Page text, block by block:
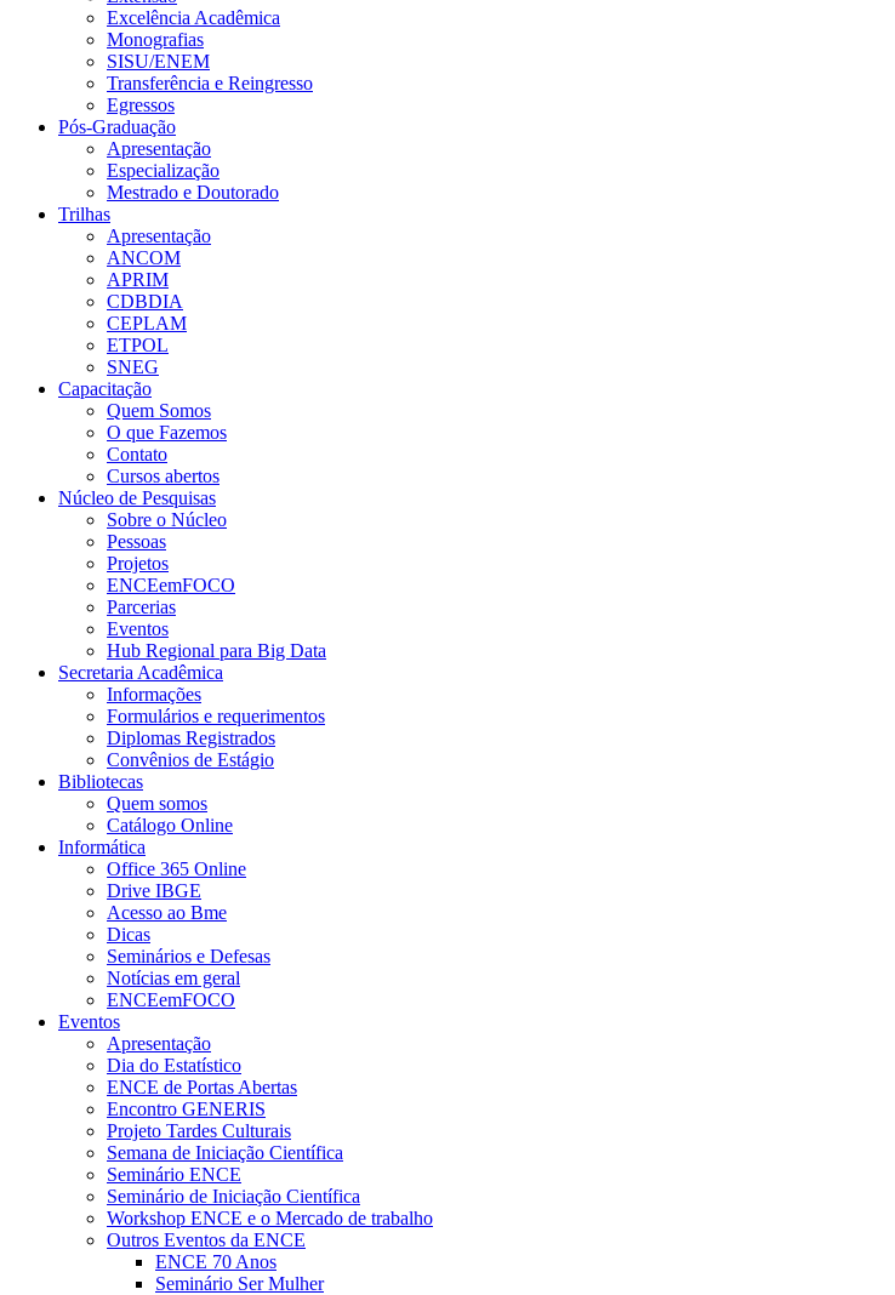
Excelência Acadêmica
Monografias
SISU/ENEM
Transferência e Reingresso
Egressos
Pós-Graduação
Apresentação
Especialização
Mestrado e Doutorado
Trilhas
Apresentação
ANCOM
APRIM
CDBDIA
CEPLAM
ETPOL
SNEG
Capacitação
Quem Somos
O que Fazemos
Contato
Cursos abertos
Núcleo de Pesquisas
Sobre o Núcleo
Pessoas
Projetos
ENCEemFOCO
Parcerias
Eventos
Hub Regional para Big Data
Secretaria Acadêmica
Informações
Formulários e requerimentos
Diplomas Registrados
Convênios de Estágio
Bibliotecas
Quem somos
Catálogo Online
Informática
Office 365 Online
Drive IBGE
Acesso ao Bme
Dicas
Seminários e Defesas
Notícias em geral
ENCEemFOCO
Eventos
Apresentação
Dia do Estatístico
ENCE de Portas Abertas
Encontro GENERIS
Projeto Tardes Culturais
Semana de Iniciação Científica
Seminário ENCE
Seminário de Iniciação Científica
Workshop ENCE e o Mercado de trabalho
Outros Eventos da ENCE
ENCE 70 Anos
Seminário Ser Mulher